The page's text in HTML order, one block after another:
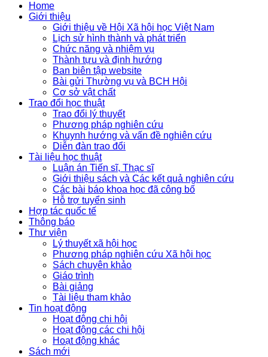
Home
Giới thiệu
Giới thiệu về Hội Xã hội học Việt Nam
Lịch sử hình thành và phát triển
Chức năng và nhiệm vụ
Thành tựu và định hướng
Ban biên tập website
Bài gửi Thường vụ và BCH Hội
Cơ sở vật chất
Trao đổi học thuật
Trao đổi lý thuyết
Phương pháp nghiên cứu
Khuynh hướng và vấn đề nghiên cứu
Diễn đàn trao đổi
Tài liệu học thuật
Luận án Tiến sĩ, Thạc sĩ
Giới thiệu sách và Các kết quả nghiên cứu
Các bài báo khoa học đã công bố
Hỗ trợ tuyển sinh
Hợp tác quốc tế
Thông báo
Thư viện
Lý thuyết xã hội học
Phương pháp nghiên cứu Xã hội học
Sách chuyên khảo
Giáo trình
Bài giảng
Tài liệu tham khảo
Tin hoạt động
Hoạt động chi hội
Hoạt động các chi hội
Hoạt động khác
Sách mới